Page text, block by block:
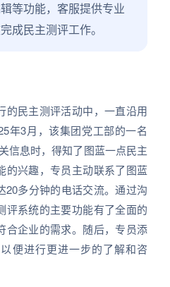
等功能，客服提供专业
成民主测评工作。
的民主测评活动中，一直沿用
年3月，该集团党工部的一名
信息时，得知了图蓝一点民主
的兴趣，专员主动联系了图蓝
20多分钟的电话交流。通过沟
评系统的主要功能有了全面的
合企业的需求。随后，专员添
便进行更进一步的了解和咨